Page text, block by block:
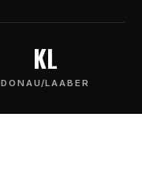
KL
DONAU/LAABER